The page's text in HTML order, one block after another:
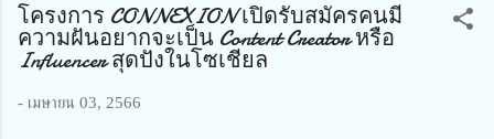
โครงการ CONNEXION เปิดรับสมัครคนมี
ความฝันอยากจะเป็น Content Creator หรือ
Influencer สุดปังในโซเชียล
- เมษายน 03, 2566